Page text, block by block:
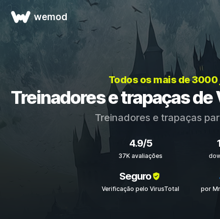
wemod
Todos os mais de
Treinadores e trapaças de
Treinadores e trapaças
4.9/5
37K avaliações
Seguro
Verificação pelo VirusTotal por